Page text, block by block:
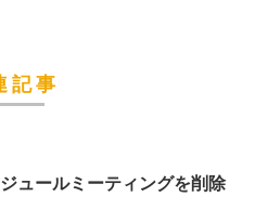
記事
ュールミーティングを削除